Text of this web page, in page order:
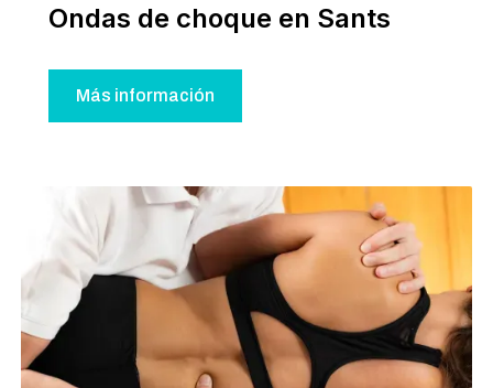
Ondas de choque en Sants
Más información